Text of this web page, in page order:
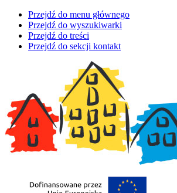
Przejdź do menu głównego
Przejdź do wyszukiwarki
Przejdź do treści
Przejdź do sekcji kontakt